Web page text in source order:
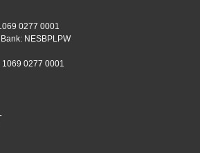
0277 0001
NESBPLPW
0277 0001